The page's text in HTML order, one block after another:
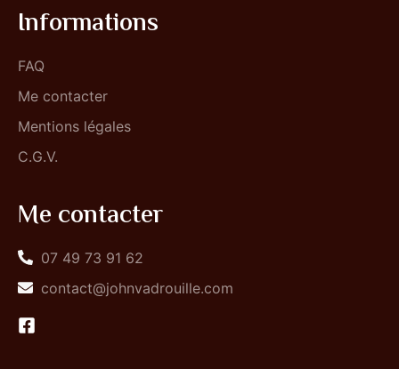
Informations
FAQ
Me contacter
Mentions légales
C.G.V.
Me contacter
07 49 73 91 62
contact@johnvadrouille.com